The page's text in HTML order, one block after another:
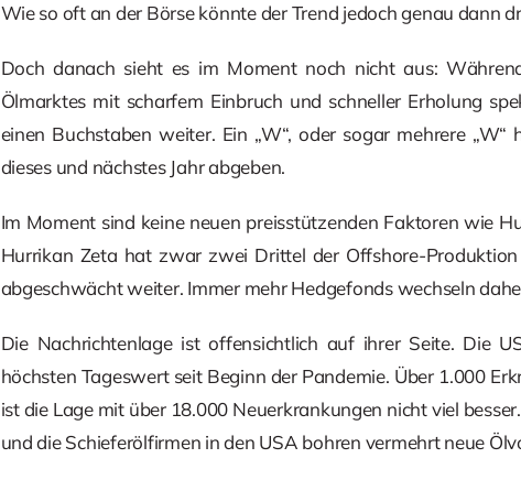
Wie so oft an der Börse könnte der Trend jedoch genau dann
Doch danach sieht es im Moment noch nicht aus:
Ölmarktes mit scharfem Einbruch und schneller Erholung
einen Buchstaben weiter. Ein „W“, oder sogar mehrere
dieses und nächstes Jahr abgeben.
Im Moment sind keine neuen preisstützenden Faktoren wie
Hurrikan Zeta hat zwar zwei Drittel der Offshore-
abgeschwächt weiter. Immer mehr Hedgefonds wechseln
Die Nachrichtenlage ist offensichtlich auf ihrer Seite. Die
höchsten Tageswert seit Beginn der Pandemie. Über 1.000
ist die Lage mit über 18.000 Neuerkrankungen nicht viel
und die Schieferölfirmen in den USA bohren vermehrt neue